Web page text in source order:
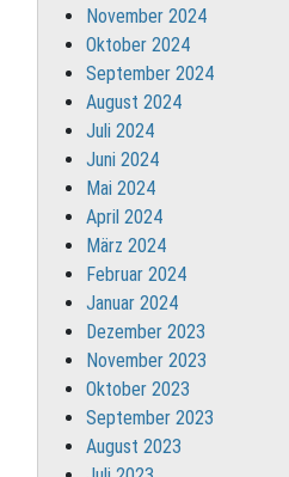
November 2024
Oktober 2024
September 2024
August 2024
Juli 2024
Juni 2024
Mai 2024
April 2024
März 2024
Februar 2024
Januar 2024
Dezember 2023
November 2023
Oktober 2023
September 2023
August 2023